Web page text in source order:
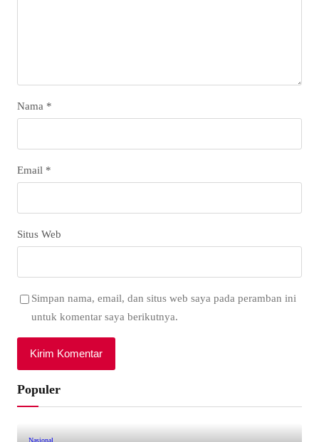
Nama *
Email *
Situs Web
Simpan nama, email, dan situs web saya pada peramban ini
untuk komentar saya berikutnya.
Populer
Nasional